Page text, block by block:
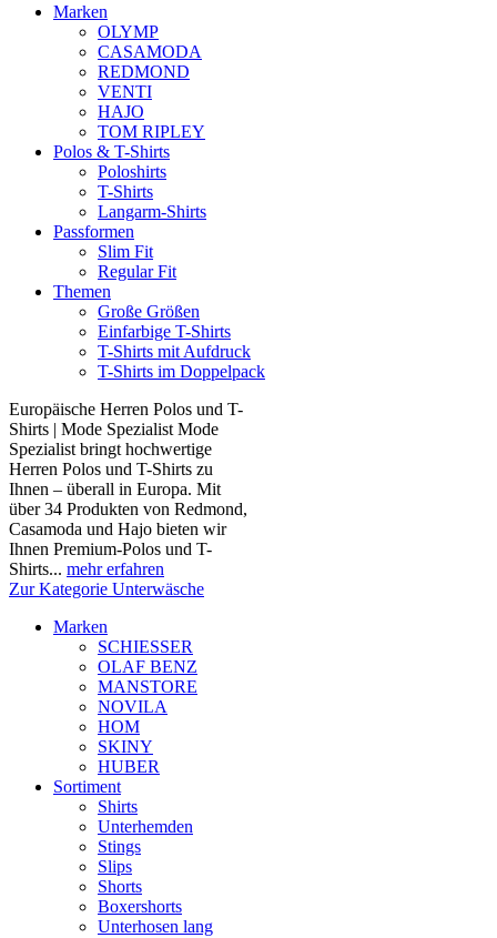
Marken
OLYMP
CASAMODA
REDMOND
VENTI
HAJO
TOM RIPLEY
Polos & T-Shirts
Poloshirts
T-Shirts
Langarm-Shirts
Passformen
Slim Fit
Regular Fit
Themen
Große Größen
Einfarbige T-Shirts
T-Shirts mit Aufdruck
T-Shirts im Doppelpack
Europäische Herren Polos und T-
Shirts | Mode Spezialist Mode
Spezialist bringt hochwertige
Herren Polos und T-Shirts zu
Ihnen – überall in Europa. Mit
über 34 Produkten von Redmond,
Casamoda und Hajo bieten wir
Ihnen Premium-Polos und T-
Shirts... mehr erfahren
Zur Kategorie Unterwäsche
Marken
SCHIESSER
OLAF BENZ
MANSTORE
NOVILA
HOM
SKINY
HUBER
Sortiment
Shirts
Unterhemden
Stings
Slips
Shorts
Boxershorts
Unterhosen lang